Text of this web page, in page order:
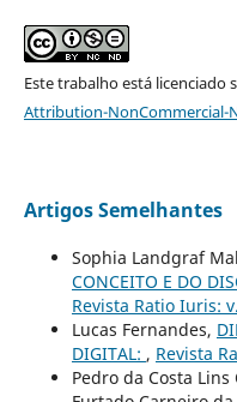
Este trabalho está licenciado
Attribution-NonCommercial-
Artigos Semelhantes
Sophia Landgraf
CONCEITO E DO
Revista Ratio Iuris:
Lucas Fernandes,
DIGITAL: , Revista
Pedro da Costa